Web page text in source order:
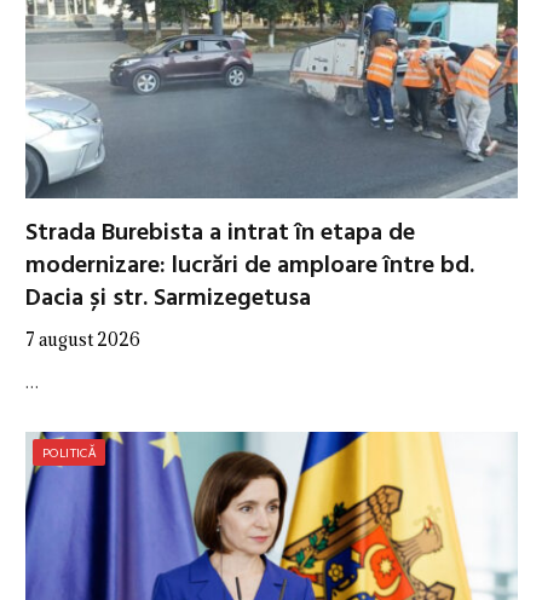
Strada Burebista a intrat în etapa de
modernizare: lucrări de amploare între bd.
Dacia și str. Sarmizegetusa
7 august 2026
…
POLITICĂ